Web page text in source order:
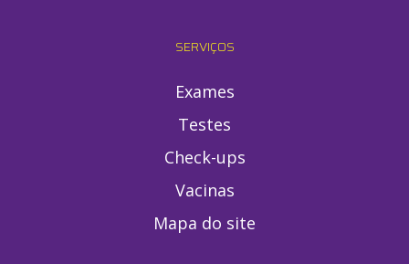
SERVIÇOS
Exames
Testes
Check-ups
Vacinas
Mapa do site